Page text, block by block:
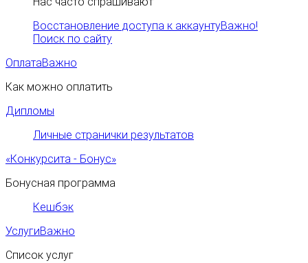
Восстановление доступа к аккаунтуВажно!
Поиск по сайту
ОплатаВажно
Как можно оплатить
Дипломы
Личные странички результатов
«Конкурсита - Бонус»
Бонусная программа
Кешбэк
УслугиВажно
Список услуг